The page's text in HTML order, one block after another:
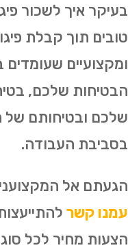
בעיקר איך לשכור
טובים תוך קבלת
ומקצועיים
הבטיחות שלכם,
שלכם ובטיחותם של
בסביבת העבודה.
הגעתם אל
עמנו קשר
הצעות מחיר לכל